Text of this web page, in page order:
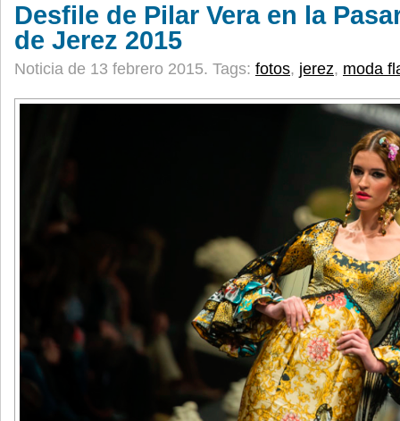
Desfile de Pilar Vera en la
de Jerez 2015
Noticia de 13 febrero 2015. Tags: fotos, jerez, moda